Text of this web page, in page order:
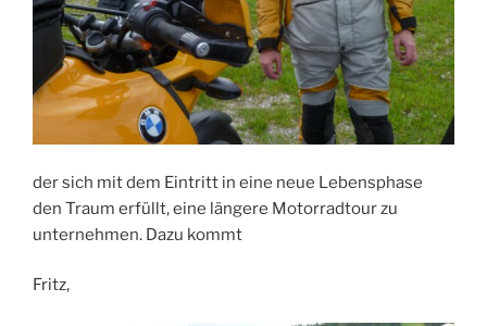
der sich mit dem Eintritt in eine neue Lebensphase
den Traum erfüllt, eine längere Motorradtour zu
unternehmen. Dazu kommt
Fritz,